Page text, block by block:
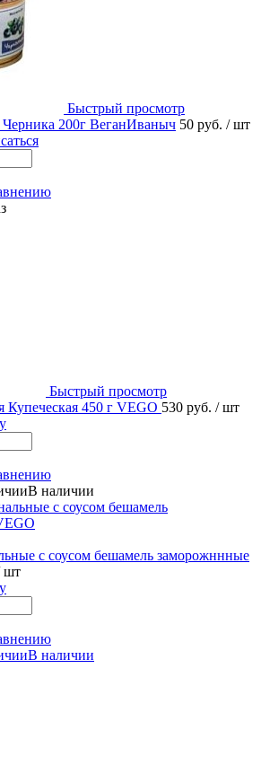
Быстрый просмотр
Черника 200г ВеганИваныч 50 руб. / шт
Быстрый просмотр
Купеческая 450 г VEGO 530 руб. / шт
В наличии
с соусом бешамель заморожннные
шт
В наличии